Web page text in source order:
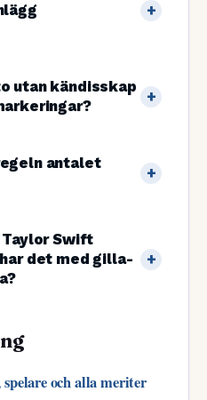
utan kändisskap
antalet
Swift
det med gilla-
och alla meriter